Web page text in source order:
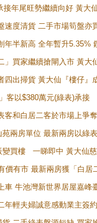
年尾旺勢繼續向好 黃
速度清貨 二手市場筍盤
年半新高 全年暫升5.35%
」買家繼續搶閘入市 黃
四出掃貨 黃大仙『樓仔
客以$380萬元(綠表)承接
客和白居二客於市場上
兩房單位 最新兩房以綠
買樓 一睇即中 黃大仙
價有市 最新兩房獲「白居
車 牛池灣新世界居屋嘉峰
輕夫婦誠意感動業主簽